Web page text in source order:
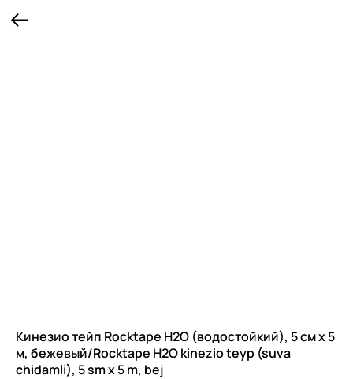
Кинезио тейп Rocktape H2O (водостойкий), 5 см х 5
м, бежевый/Rocktape H2O kinezio teyp (suva
chidamli), 5 sm x 5 m, bej